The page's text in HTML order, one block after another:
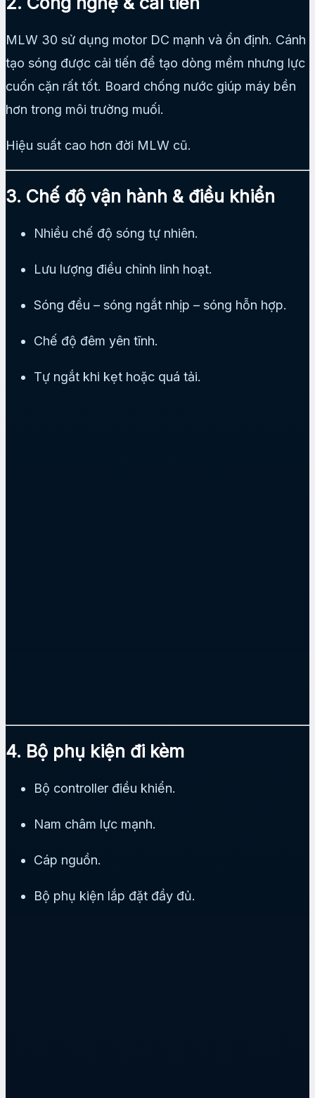
MLW 30 sử dụng motor DC mạnh và ổn định. Cánh
tạo sóng được cải tiến để tạo dòng mềm nhưng lực
cuốn cặn rất tốt. Board chống nước giúp máy bền
hơn trong môi trường muối.
Hiệu suất cao hơn đời MLW cũ.
3. Chế độ vận hành & điều khiển
Nhiều chế độ sóng tự nhiên.
Lưu lượng điều chỉnh linh hoạt.
Sóng đều – sóng ngắt nhịp – sóng hỗn hợp.
Chế độ đêm yên tĩnh.
Tự ngắt khi kẹt hoặc quá tải.
4. Bộ phụ kiện đi kèm
Bộ controller điều khiển.
Nam châm lực mạnh.
Cáp nguồn.
Bộ phụ kiện lắp đặt đầy đủ.